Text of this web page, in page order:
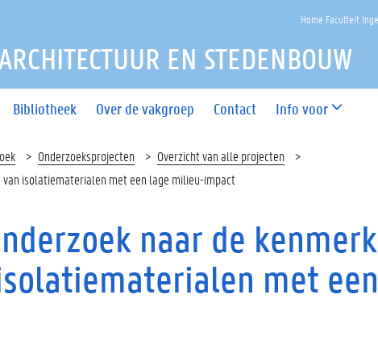
Home Faculteit
Bibliotheek Over de vakgroep Contact Info voor
EN STEDENBOUW
Onderzoeksprojecten
Overzicht van alle projecten
van isolatiematerialen met een lage milieu-impact
naar de
met een